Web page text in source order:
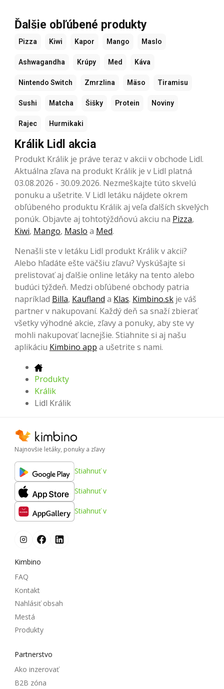
Ďalšie obľúbené produkty
Pizza Kiwi Kapor Mango Maslo
Ashwagandha Krúpy Med Káva
Nintendo Switch Zmrzlina Mäso Tiramisu
Sushi Matcha Šišky Protein Noviny
Rajec Hurmikaki
Králik Lidl akcia
Produkt Králik je práve teraz v akcii v obchode Lidl.
Aktuálna zľava na produkt Králik je v Lidl platná
03.08.2026 - 30.09.2026. Nezmeškajte túto skvelú
ponuku a ušetrite. V Lidl letáku nájdete okrem
obľúbeného produktu Králik aj veľa ďalších skvelých
ponúk. Objavte aj tohtotýždňovú akciu na Pizza,
Kiwi, Mango, Maslo a Med.
Nenašli ste v letáku Lidl produkt Králik v akcii?
Alebo hľadáte ešte väčšiu zľavu? Vyskúšajte si
prelistovať aj ďalšie online letáky na tento alebo
budúci týždeň. Medzi obľúbené obchody patria
napríklad Billa, Kaufland a Klas. Kimbino.sk je váš
partner v nakupovaní. Každý deň sa snaží zbierať
všetky výhodné akcie, zľavy a ponuky, aby ste vy
mohli nakupovať lacnejšie. Stiahnite si aj našu
aplikáciu Kimbino app a ušetrite s nami.
Produkty
Králik
Lidl Králik
Najnovšie letáky, ponuky a zľavy
Stiahnuť v
Stiahnuť v
Stiahnuť v
Kimbino
FAQ
Kontakt
Nahlásiť obsah
Mestá
Produkty
Partnerstvo
Ako inzerovať
B2B zóna